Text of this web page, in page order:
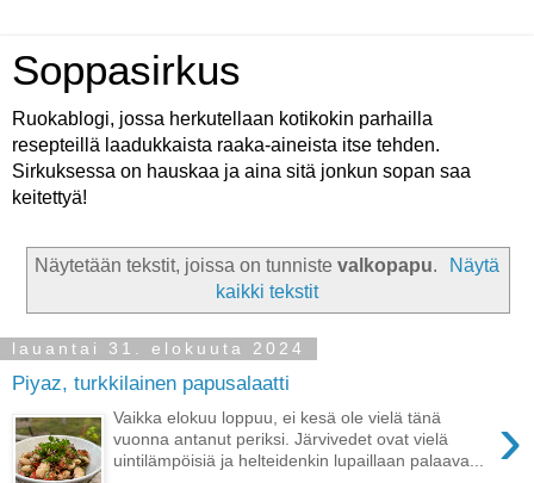
Soppasirkus
Ruokablogi, jossa herkutellaan kotikokin parhailla
resepteillä laadukkaista raaka-aineista itse tehden.
Sirkuksessa on hauskaa ja aina sitä jonkun sopan saa
keitettyä!
Näytetään tekstit, joissa on tunniste valkopapu.
Näytä
kaikki tekstit
lauantai 31. elokuuta 2024
Piyaz, turkkilainen papusalaatti
›
Vaikka elokuu loppuu, ei kesä ole vielä tänä
vuonna antanut periksi. Järvivedet ovat vielä
uintilämpöisiä ja helteidenkin lupaillaan palaava...